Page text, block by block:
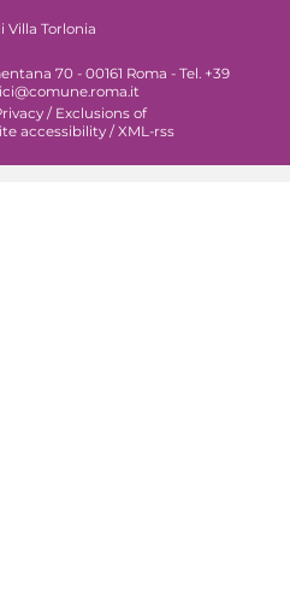
Villa Torlonia
70 - 00161 Roma - Tel. +39
/ Exclusions of
accessibility / XML-rss